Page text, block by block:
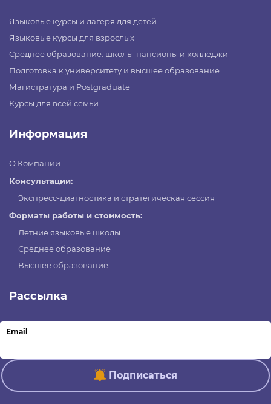
Языковые курсы и лагеря для детей
Языковые курсы для взрослых
Среднее образование: школы-пансионы и колледжи
Подготовка к университету и высшее образование
Магистратура и Postgraduate
Курсы для всей семьи
Информация
О Компании
Консультации:
Экспресс-диагностика и стратегическая сессия
Форматы работы и стоимость:
Летние языковые школы
Среднее образование
Высшее образование
Рассылка
Email
Подписаться